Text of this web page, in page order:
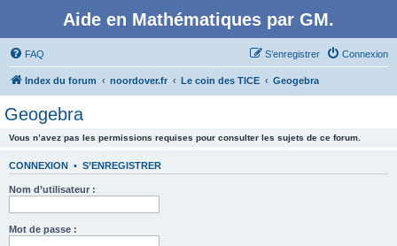
Aide en Mathématiques par GM.
FAQ Connexion
S’enregistrer
Index du forum noordover.fr Le coin des TICE Geogebra
Geogebra
Vous n’avez pas les permissions requises pour consulter les sujets de ce forum.
CONNEXION • S’ENREGISTRER
Nom d’utilisateur :
Mot de passe :